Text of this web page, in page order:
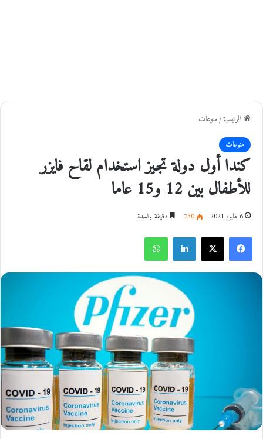
الرئيسية/منوعات
منوعات
كندا أول دولة تجيز استخدام لقاح فايزر
للأطفال بين 12 و15 عاما
6 مايو، 2021 730 دقيقة واحدة
فيسبوك